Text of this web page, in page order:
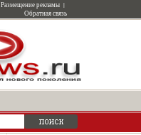
Размещение рекламы |
Обратная связь